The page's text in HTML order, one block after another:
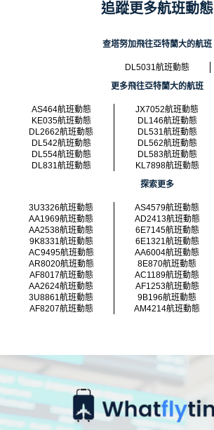
追蹤更多航班動態
查塔努加飛往亞特蘭大的航班
DL5031航班動態
更多飛往亞特蘭大的航班
AS464航班動態
JX7052航班動態
KE035航班動態
DL146航班動態
DL2662航班動態
DL531航班動態
DL542航班動態
DL562航班動態
DL554航班動態
DL583航班動態
DL831航班動態
KL7898航班動態
探索更多
3U3326航班動態
AS4579航班動態
AA1969航班動態
AD2413航班動態
AA2538航班動態
6E7145航班動態
9K8331航班動態
6E1321航班動態
AC9495航班動態
AA6004航班動態
AR8020航班動態
8E870航班動態
AF8017航班動態
AC1189航班動態
AA2624航班動態
AF1253航班動態
3U8861航班動態
9B196航班動態
AF8207航班動態
AM4214航班動態